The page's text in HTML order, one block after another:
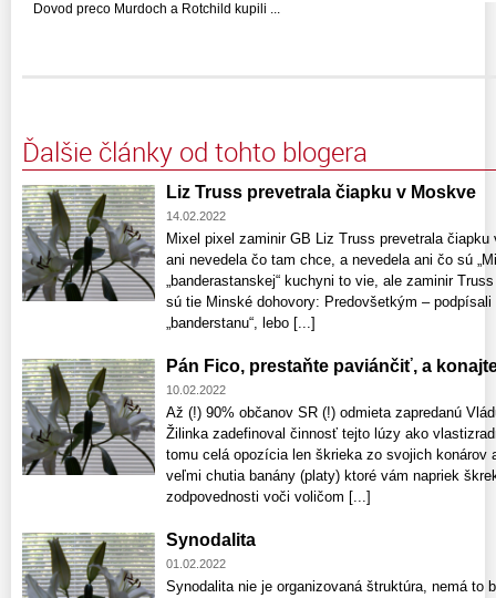
Dovod preco Murdoch a Rotchild kupili ...
Ďalšie články od tohto blogera
Liz Truss prevetrala čiapku v Moskve
14.02.2022
Mixel pixel zaminir GB Liz Truss prevetrala
ani nevedela čo tam chce, a nevedela ani čo sú
„banderastanskej“ kuchyni to vie, ale zaminir
sú tie Minské dohovory: Predovšetkým –
„banderstanu“, lebo [...]
Pán Fico, prestaňte paviánčiť, a
10.02.2022
Až (!) 90% občanov SR (!) odmieta zapredanú
Žilinka zadefinoval činnosť tejto lúzy ako
tomu celá opozícia len škrieka zo svojich konárov
veľmi chutia banány (platy) ktoré vám napriek
zodpovednosti voči voličom [...]
Synodalita
01.02.2022
Synodalita nie je organizovaná štruktúra, nemá to